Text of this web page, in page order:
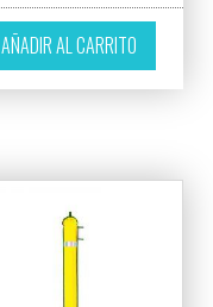
AÑADIR AL CARRITO